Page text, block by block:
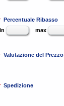
Percentuale Ribasso
max
Valutazione del Prezzo
Spedizione